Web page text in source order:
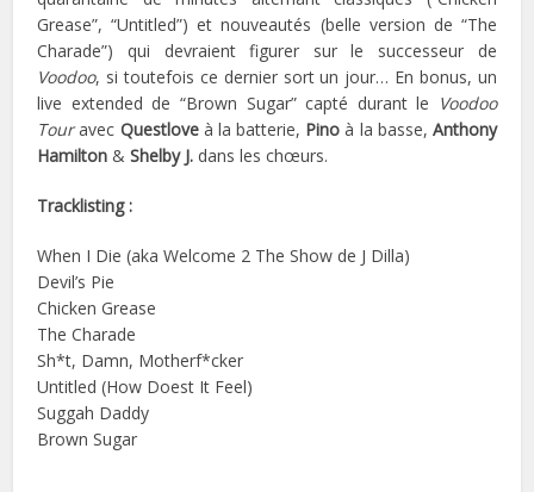
Grease”, “Untitled”) et nouveautés (belle version de “The
Charade”) qui devraient figurer sur le successeur de
Voodoo, si toutefois ce dernier sort un jour… En bonus, un
live extended de “Brown Sugar” capté durant le Voodoo
Touravec Questloveà la batterie, Pino à la basse, Anthony
Hamilton &Shelby J. dans les chœurs.
Tracklisting :
When I Die (aka Welcome 2 The Show de J Dilla)
Devil’s Pie
Chicken Grease
The Charade
Sh*t, Damn, Motherf*cker
Untitled (How Doest It Feel)
Suggah Daddy
Brown Sugar